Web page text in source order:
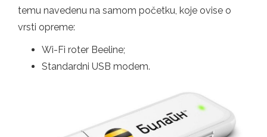
temu navedenu na samom početku, koje ovise o
vrsti opreme:
Wi-Fi roter Beeline;
Standardni USB modem.